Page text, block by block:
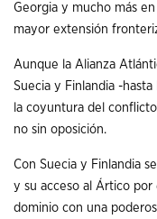
Georgia y mucho más
mayor extensión
Aunque la Alianza
Suecia y Finlandia -
la coyuntura del
no sin oposición.
Con Suecia y Finlandia
y su acceso al Ártico por
dominio con una